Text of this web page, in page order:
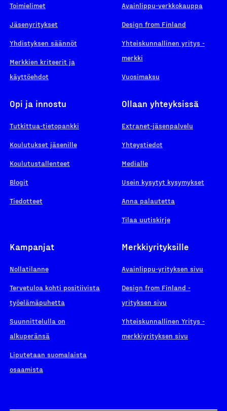
Toimielimet
Jäsenyritykset
Yhdistyksen säännöt
Merkkien kriteerit ja
käyttöehdot
Avainlippu-verkkokauppa
Design from Finland
Yhteiskunnallinen yritys -
merkki
Vuosimaksu
Opi ja innostu
Tutkittua-tietopankki
Koulutukset jäsenille
Koulutustallenteet
Blogit
Tiedotteet
Ollaan yhteyksissä
Extranet-jäsenpalvelu
Yhteystiedot
Medialle
Usein kysytyt kysymykset
Anna palautetta
Tilaa uutiskirje
Kampanjat
Nollatilanne
Tervetuloa kohti positiivista
työelämäpuhetta
Suunnittelulla on
alkuperänsä
Liputetaan suomalaista
osaamista
Merkkiyrityksille
Avainlippu-yrityksen sivu
Design from Finland -
yrityksen sivu
Yhteiskunnallinen Yritys -
merkkiyrityksen sivu